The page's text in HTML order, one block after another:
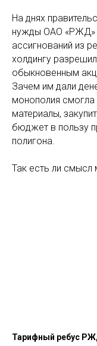
На днях
нужды ОАО «РЖД»
ассигнований из
холдингу
обыкновенным
Зачем им дали
монополия
материалы,
бюджет в пользу
полигона.
Так есть ли смысл
Тарифный ребус